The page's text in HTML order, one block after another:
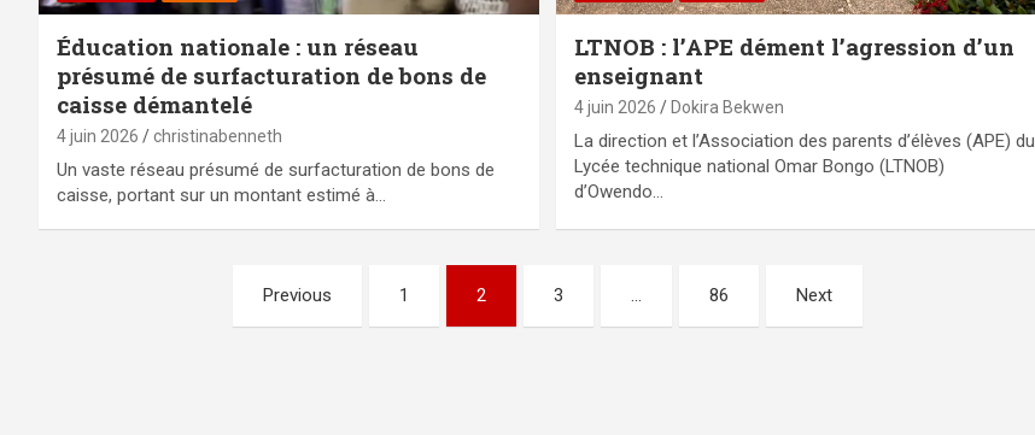
Éducation nationale : un réseau
présumé de surfacturation de bons de
caisse démantelé
4 juin 2026 christinabenneth
Un vaste réseau présumé de surfacturation de bons de
caisse, portant sur un montant estimé à…
LTNOB : l’APE dément l’agression d’un
enseignant
4 juin 2026 Dokira Bekwen
La direction et l’Association des parents d’élèves (APE) du
Lycée technique national Omar Bongo (LTNOB)
d’Owendo…
Previous 1 2 3 … 86 Next